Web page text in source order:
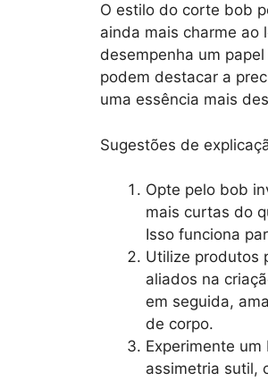
O estilo do corte bob
ainda mais charme ao
desempenha um
podem destacar a
uma essência mais
Sugestões de
Opte pelo bob
mais curtas do
Isso funciona
Utilize produtos
aliados na
em seguida,
de corpo.
Experimente
assimetria sutil,